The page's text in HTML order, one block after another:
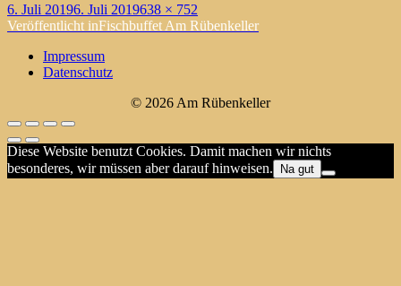
Veröffentlicht
am
6. Juli 20196. Juli 2019Originalgröße
638 × 752
Beitragsnavigation
Veröffentlicht inFischbuffet Am Rübenkeller
Impressum
Datenschutz
© 2026 Am Rübenkeller
Diese Website benutzt Cookies. Damit machen wir nichts
besonderes, wir müssen aber darauf hinweisen.
Na gut